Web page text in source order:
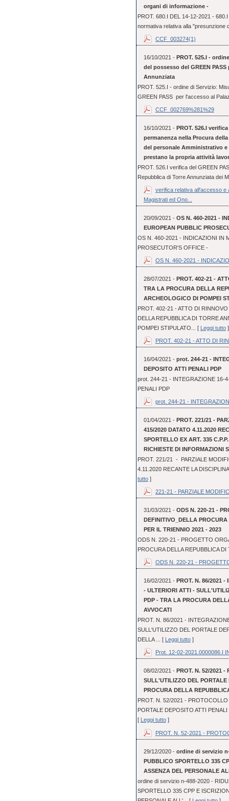
organi di informazione -
PROT. 680.I DEL 14-12-2021 -
normativa relativa alla "presunzione
CCF_003274(1)
16/10/2021 - PROT. 525.I -
del possesso del GREEN
Annunziata
PROT. 525.I - ordine di Servizio:
GREEN PASS per l'accesso al
CCF_002769%281%29
16/10/2021 - PROT. 526.I
permanenza nella Procura
del personale Amministrativo
prestano la propria attività
PROT. 526.I verifica del GREEN
Repubblica di Torre Annunziata dei
verifica relativa all'accesso e
Magistrati ed Ono...
20/09/2021 - OS N. 460-2021 -
EUROPEAN PUBBLIC
OS N. 460-2021 - INDICAZIONI IN
PROSECUTOR'S OFFICE -
OS N. 460-2021 -
28/07/2021 - PROT. 402-21 -
TRA LA PROCURA DELLA
ARCHEOLOGICO DI POMPEI
PROT. 402-21 - ATTO DI
DELLA REPUBBLICA DI TORRE
POMPEI STIPULATO... [ Leggi tutto]
PROT. 402-21 - ATTO DI
16/04/2021 - prot. 244-21 -
DEPOSITO ATTI PENALI PDP
prot. 244-21 - INTEGRAZIONE 16-
PENALI PDP
prot. 244-21 -
01/04/2021 - PROT. 221/21 -
415/2020 DATATO 4.11.2020
SPORTELLO EX ART. 335
RICHIESTE DI INFORMAZIONI
PROT. 221/21 - PARZIALE
4.11.2020 RECANTE LA
tutto]
221-21 - PARZIALE
31/03/2021 - ODS N. 220-21 -
DEFINITIVO_DELLA
PER IL TRIENNIO 2021 - 2023
ODS N. 220-21 - PROGETTO
PROCURA DELLA REPUBBLICA
ODS N. 220-21 -
16/02/2021 - PROT. N. 86/2021
- ULTERIORI ATTI -
PDP - TRA LA PROCURA
AVVOCATI
PROT. N. 86/2021 -
SULL'UTILIZZO DEL PORTALE
DELLA ... [
Leggi tutto]
Prot. 12-02-2021.0000086.I
08/02/2021 - PROT. N. 52/2021
SULL'UTILIZZO DEL PORTALE
PROCURA DELLA
PROT. N. 52/2021 -
PORTALE DEPOSITO ATTI
[ Leggi tutto]
PROT. N. 52-2021 -
29/12/2020 - ordine di servizio
PUBBLICO SPORTELLO 335
ASSENZA DEL PERSONALE
ordine di servizio n-488-2020 -
SPORTELLO 335 CPP E